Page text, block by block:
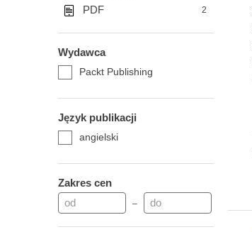
PDF 2
Wydawca
Packt Publishing
Język publikacji
angielski
Zakres cen
–